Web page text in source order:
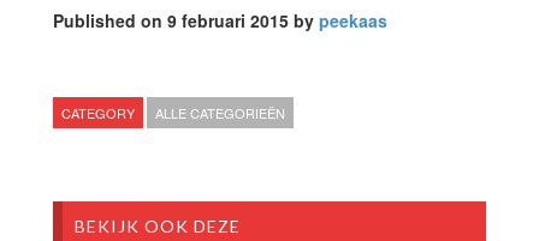
Published on 9 februari 2015 by peekaas
CATEGORY ALLE CATEGORIEËN
BEKIJK OOK DEZE